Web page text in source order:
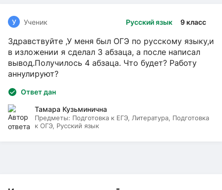
Русский язык 9 класс
У Ученик
Здравствуйте ,У меня был ОГЭ по русскому языку,и
в изложении я сделал 3 абзаца, а после написал
вывод.Получилось 4 абзаца. Что будет? Работу
аннулируют?
Ответ дан
Тамара Кузьминична
Предметы: Подготовка к ЕГЭ, Литература, Подготовка
к ОГЭ, Русский язык